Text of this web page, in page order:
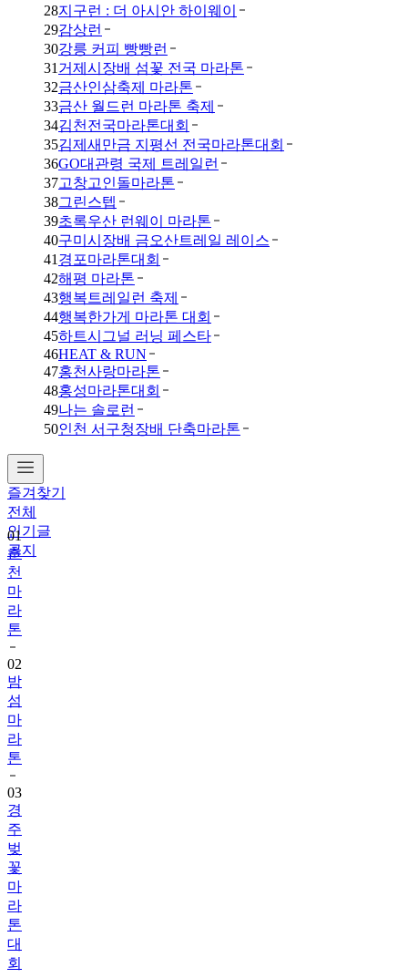
28지구런 : 더 아시안 하이웨이
29감상런
30강릉 커피 빵빵런
31 거제시장배 섬꽃 전국 마라톤
32금산인삼축제 마라톤
33금산 월드런 마라톤 축제
34김천전국마라톤대회
35김제새만금 지평선 전국마라톤대회
36GO대관령 국제 트레일런
37고창고인돌마라톤
38그린스텝
39초록우산 런웨이 마라톤
40구미시장배 금오산트레일 레이스
41 경포마라톤대회
42해평 마라톤
43행복트레일런 축제
44행복한가게 마라톤 대회
45하트시그널 러닝 페스타
46HEAT & RUN
47홍천사랑마라톤
48홍성마라톤대회
49나는 솔로런
50인천 서구청장배 단축마라톤
즐겨찾기
전체
인기글
공지
01
춘
천
마
라
톤
02
밤
섬
마
라
톤
03
경
주
벚
꽃
마
라
톤
대
회